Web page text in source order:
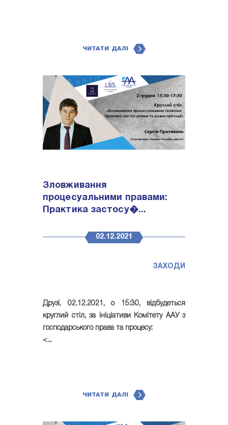
ЧИТАТИ ДАЛІ
Зловживання
процесуальними правами:
Практика застосу�...
02.12.2021
ЗАХОДИ
Друзі, 02.12.2021, о 15:30, відбудеться
круглий стіл , за ініціативи Комітету ААУ з
господарського права та процесу:
<...
ЧИТАТИ ДАЛІ